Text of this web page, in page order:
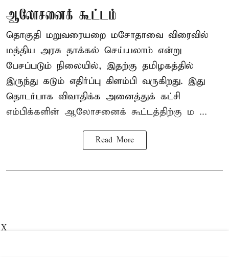
ஆலோசனைக் கூட்டம்
தொகுதி மறுவரையறை மசோதாவை விரைவில்
மத்திய அரசு தாக்கல் செய்யலாம் என்று
பேசப்படும் நிலையில், இதற்கு தமிழகத்தில்
இருந்து கடும் எதிர்ப்பு கிளம்பி வருகிறது. இது
தொடர்பாக விவாதிக்க அனைத்துக் கட்சி
எம்பிக்களின் ஆலோசனைக் கூட்டத்திற்கு ம ...
Read More
X